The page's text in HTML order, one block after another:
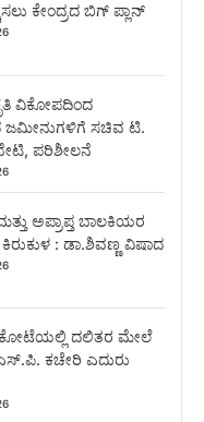
ಕೇಂದ್ರದ ಬಿಗ್ ಪ್ಲಾನ್
ವಿಕೋಪದಿಂದ
ಜಮೀನುಗಳಿಗೆ ಸಚಿವ ಟಿ.
ಪರಿಶೀಲನೆ
ಅಪ್ರಾಪ್ತ ಬಾಲಕಿಯರ
: ಡಾ.ಶಿವಣ್ಣ ವಿಷಾದ
ಕೋಟೆಯಲ್ಲಿ ದಲಿತರ ಮೇಲೆ
ಕಚೇರಿ ಎದುರು